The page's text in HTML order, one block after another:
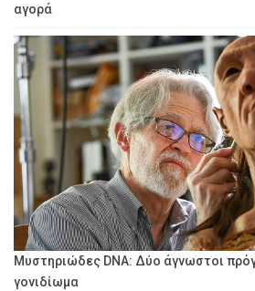
αγορά
Μυστηριώδες DNA: Δύο άγνωστοι
γονιδίωμα